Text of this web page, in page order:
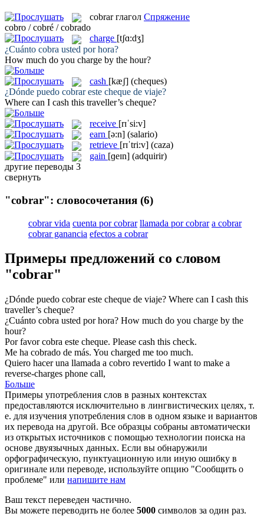
cobrar глагол Спряжение
cobro / cobré / cobrado
charge [tʃɑ:dʒ]
¿Cuánto cobra usted por hora?
How much do you charge by the hour?
cash [kæʃ] (cheques)
¿Dónde puedo cobrareste cheque de viaje?
Where can I cash this traveller’s cheque?
receive [rɪˈsi:v]
earn [ə:n] (salario)
retrieve [rɪˈtri:v] (caza)
gain [ɡeɪn] (adquirir)
другие переводы 3
свернуть
"cobrar": словосочетания (6)
cobrar vida cuenta por cobrar llamada por cobrar a cobrar
cobrar ganancia efectos a cobrar
Примеры предложений со словом
"cobrar"
¿Dónde puedo cobrareste cheque de viaje? Where can I cash this
traveller’s cheque?
¿Cuánto cobra usted por hora? How much do you charge by the
hour?
Por favorcobra este cheque. Please cash this check.
Me ha cobrado de más. You charged me too much.
Quiero hacer una llamada a cobro revertido I want to make a
reverse-charges phone call,
Больше
Примеры употребления слов в разных контекстах
предоставляются исключительно в лингвистических целях, т.
е. для изучения употребления слов в одном языке и вариантов
их перевода на другой. Все образцы собраны автоматически
из открытых источников с помощью технологии поиска на
основе двуязычных данных. Если вы обнаружили
орфографическую, пунктуационную или иную ошибку в
оригинале или переводе, используйте опцию "Сообщить о
проблеме" или напишите нам
Ваш текст переведен частично.
Вы можете переводить не более 5000 символов за один раз.